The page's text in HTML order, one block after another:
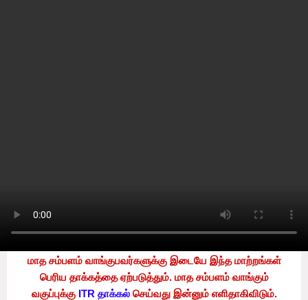
மாத சம்பளம் வாங்குபவர்களுக்கு இடையே இந்த மாற்றங்கள்
பெரிய தாக்கத்தை ஏற்படுத்தும். மாத சம்பளம் வாங்கும்
வகுப்புக்கு ITR தாக்கல் செய்வது இன்னும் எளிதாகிவிடும்.